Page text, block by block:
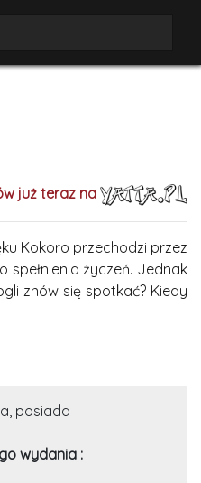
już teraz na
Kokoro przechodzi przez
spełnienia życzeń. Jednak
znów się spotkać? Kiedy
posiada
wydania :